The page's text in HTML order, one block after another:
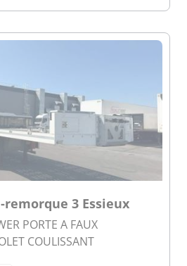
3 Essieux
PORTE A FAUX
COULISSANT